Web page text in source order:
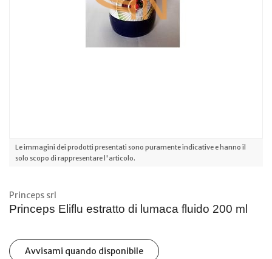
Le immagini dei prodotti presentati sono puramente indicative e hanno il
solo scopo di rappresentare l'articolo.
Princeps srl
Princeps Eliflu estratto di lumaca fluido 200 ml
Avvisami quando disponibile